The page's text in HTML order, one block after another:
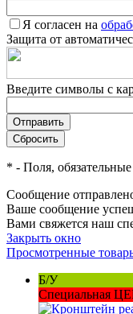
Я согласен на
Защита от
Введите символы с
* - Поля,
Сообщение
Ваше сообщение
Вами свяжется наш
Закрыть окно
Просмотренные
Б/У
Специальная